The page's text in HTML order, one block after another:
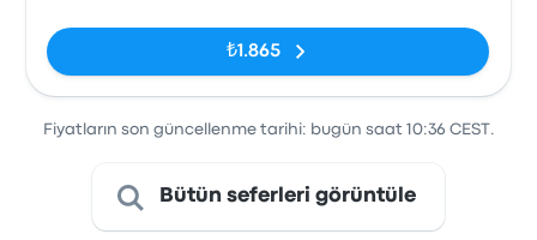
₺1.865
Fiyatların son güncellenme tarihi: bugün saat 10:36 CEST.
Bütün seferleri görüntüle